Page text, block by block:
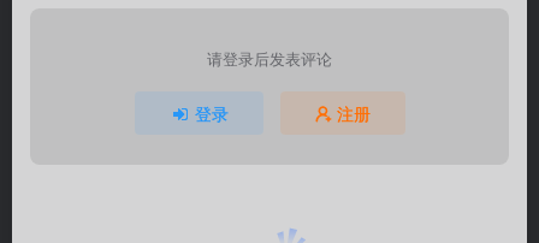
请登录后发表评论
登录 注册